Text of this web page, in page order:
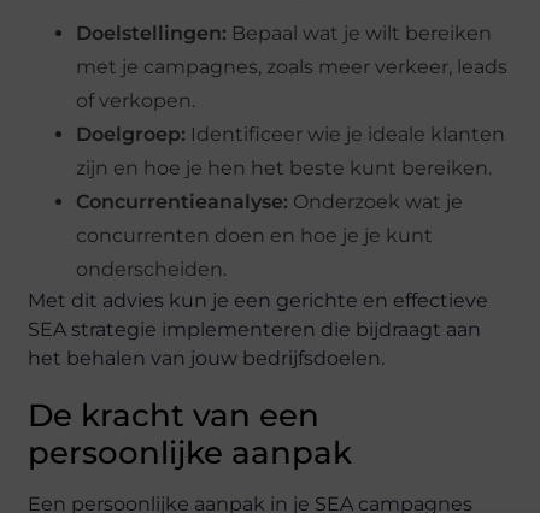
Doelstellingen: Bepaal wat je wilt bereiken
met je campagnes, zoals meer verkeer, leads
of verkopen.
Doelgroep: Identificeer wie je ideale klanten
zijn en hoe je hen het beste kunt bereiken.
Concurrentieanalyse: Onderzoek wat je
concurrenten doen en hoe je je kunt
onderscheiden.
Met dit advies kun je een gerichte en effectieve
SEA strategie implementeren die bijdraagt aan
het behalen van jouw bedrijfsdoelen.
De kracht van een
persoonlijke aanpak
Een persoonlijke aanpak in je SEA campagnes